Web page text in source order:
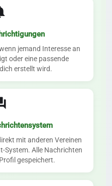
jemand Interesse an
oder eine passende
erstellt wird.
mit anderen Vereinen
System. Alle Nachrichten
gespeichert.